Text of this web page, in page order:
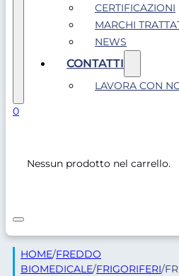
CERTIFICAZIONI
MARCHI
NEWS
CONTATTI
LAVORA CON
0
Nessun prodotto nel carrello.
HOME/FREDDO
BIOMEDICALE/FRIGORIFERI/